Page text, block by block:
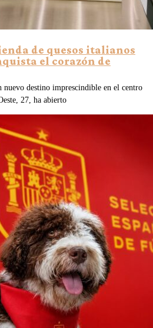
de quesos italianos
el corazón de
nuevo destino imprescindible en el centro
27, ha abierto